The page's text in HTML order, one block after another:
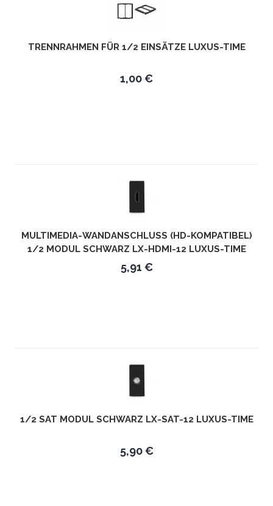
TRENNRAHMEN FÜR 1/2 EINSÄTZE LUXUS-TIME
1,00 €
MULTIMEDIA-WANDANSCHLUSS (HD-KOMPATIBEL)
1/2 MODUL SCHWARZ LX-HDMI-12 LUXUS-TIME
5,91 €
1/2 SAT MODUL SCHWARZ LX-SAT-12 LUXUS-TIME
5,90 €